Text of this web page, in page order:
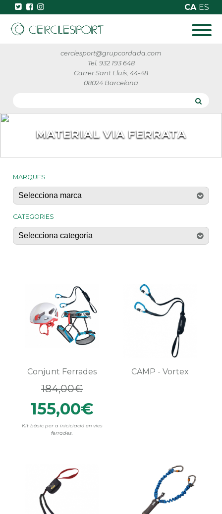
CA ES
cerclesport@grupcordada.com
Tel. 932 193 648
Carrer Sant Lluís, 44-48
08024 Barcelona
MATERIAL VIA FERRATA
MARQUES
CATEGORIES
Kit bàsic per a iniciciació en vies
ferrades.
Conjunt Ferrades
184,00€
155,00€
CAMP - Vortex